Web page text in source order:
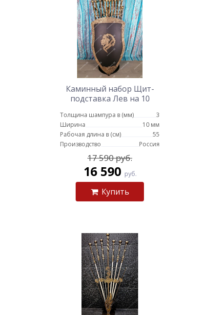
Каминный набор Щит-
подставка Лев на 10
Толщина шампура в (мм)
3
Ширина
10 мм
Рабочая длина в (см)
55
Производство
Россия
17 590 руб.
16 590 руб.
Купить